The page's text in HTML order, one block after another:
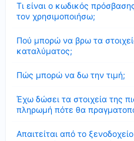
Τι είναι ο κωδικός
τον χρησιμοποιήσω;
Πού μπορώ να βρω τα
καταλύματος;
Πώς μπορώ να δω την τιμή;
Έχω δώσει τα στοιχεία της
πληρωμή πότε θα
Απαιτείται από το